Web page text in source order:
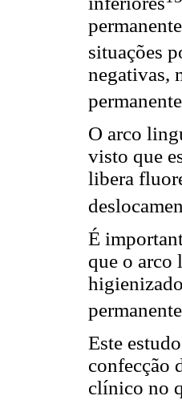
situações
negativas,
permanente
O arco
visto que
libera
É
que o arco
Este
confecção
clínico no